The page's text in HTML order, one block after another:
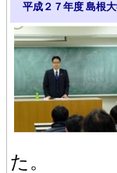
平成２７年度 島根
た。